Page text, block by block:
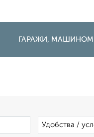
ГАРАЖИ,
Удобства /